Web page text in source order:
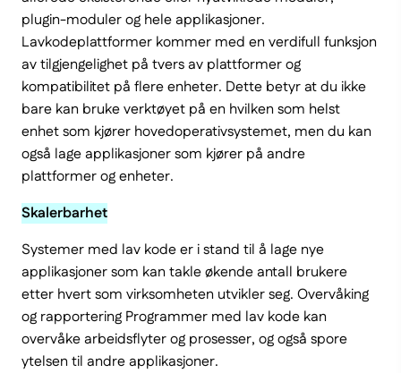
plugin-moduler og hele applikasjoner.
Lavkodeplattformer kommer med en verdifull funksjon
av tilgjengelighet på tvers av plattformer og
kompatibilitet på flere enheter. Dette betyr at du ikke
bare kan bruke verktøyet på en hvilken som helst
enhet som kjører hovedoperativsystemet, men du kan
også lage applikasjoner som kjører på andre
plattformer og enheter.
Skalerbarhet
Systemer med lav kode er i stand til å lage nye
applikasjoner som kan takle økende antall brukere
etter hvert som virksomheten utvikler seg. Overvåking
og rapportering Programmer med lav kode kan
overvåke arbeidsflyter og prosesser, og også spore
ytelsen til andre applikasjoner.